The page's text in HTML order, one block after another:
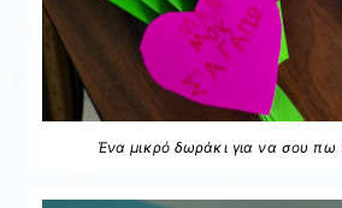
Ένα μικρό δωράκι για να σου